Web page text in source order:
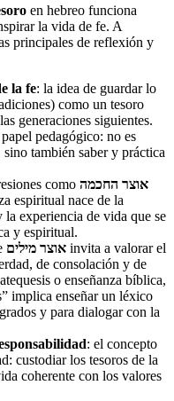
en hebreo funciona
la vida de fe. A
principales de reflexión y
la fe: la idea de guardar lo
como un tesoro
generaciones siguientes.
pedagógico: no es
también saber y práctica
como אוצר החכמה
espiritual nace de la
experiencia de vida que se
y espiritual.
אוצר מילים invita a valorar el
de consolación y de
o enseñanza bíblica,
implica enseñar un léxico
y para dialogar con la
: el concepto
custodiar los tesoros de la
coherente con los valores